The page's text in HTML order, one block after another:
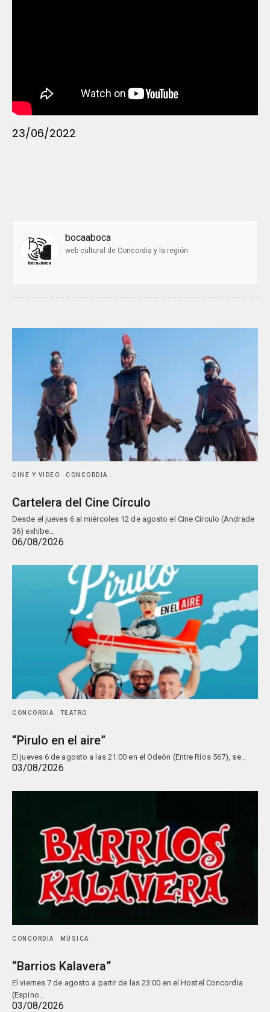
23/06/2022
bocaaboca
web cultural de Concordia y la región
CINE Y VIDEO CONCORDIA
Cartelera del Cine Círculo
Desde el jueves 6 al miércoles 12 de agosto el Cine Círculo (Andrade
36) exhibe…
06/08/2026
CONCORDIA TEATRO
“Pirulo en el aire”
El jueves 6 de agosto a las 21:00 en el Odeón (Entre Ríos 567), se…
03/08/2026
CONCORDIA MÚSICA
“Barrios Kalavera”
El viernes 7 de agosto a partir de las 23:00 en el Hostel Concordia
(Espino…
03/08/2026